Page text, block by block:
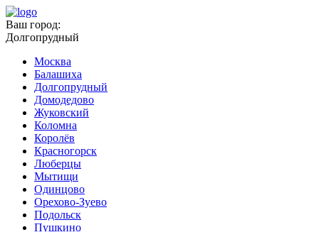
Ваш город:
Долгопрудный
Москва
Балашиха
Долгопрудный
Домодедово
Жуковский
Коломна
Королёв
Красногорск
Люберцы
Мытищи
Одинцово
Орехово-Зуево
Подольск
Пушкино